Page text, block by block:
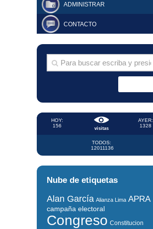
ADMINISTRAR
CONTACTO
visitas
HOY:
156
AYER:
1328
TODOS:
12011136
Nube de etiquetas
Alan García Alianza Lima APRA
campaña electoral
Congreso Constitucion